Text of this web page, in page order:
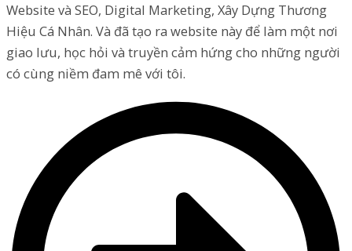
Website và SEO, Digital Marketing, Xây Dựng Thương
Hiệu Cá Nhân. Và đã tạo ra website này để làm một nơi
giao lưu, học hỏi và truyền cảm hứng cho những người
có cùng niềm đam mê với tôi.